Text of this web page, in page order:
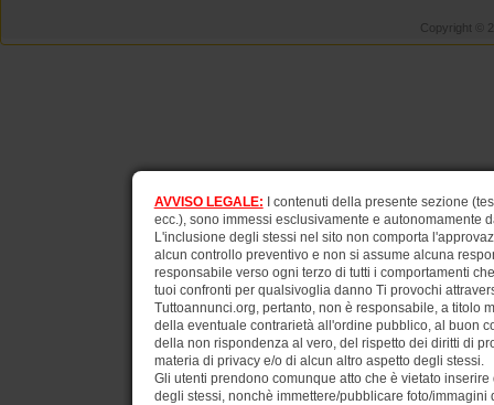
Copyright ©
AVVISO LEGALE: I contenuti della presente sezione
ecc.), sono immessi esclusivamente e autonomamente
L'inclusione degli stessi nel sito non comporta
alcun controllo preventivo e non si assume alcuna
responsabile verso ogni terzo di tutti i comportamenti
tuoi confronti per qualsivoglia danno Ti provochi
Tuttoannunci.org, pertanto, non è responsabile, a titolo
della eventuale contrarietà all'ordine pubblico, al buon
della non rispondenza al vero, del rispetto dei diritti di
materia di privacy e/o di alcun altro aspetto degli stessi.
Gli utenti prendono comunque atto che è vietato
degli stessi, nonchè immettere/pubblicare foto/